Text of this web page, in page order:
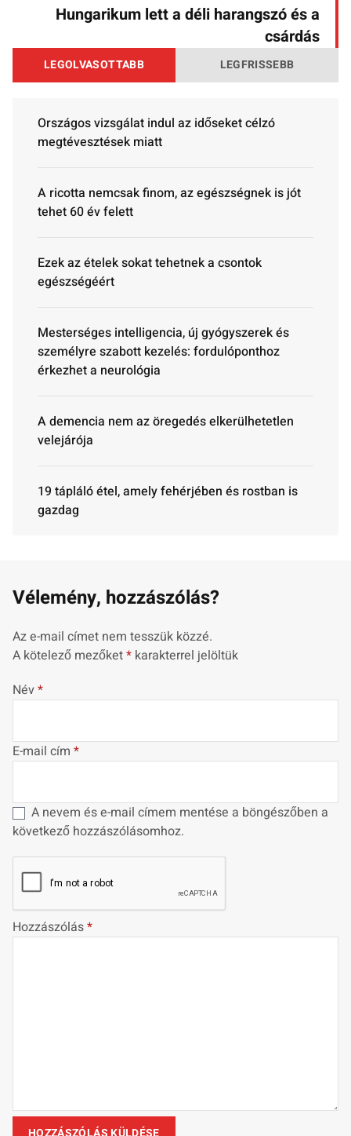
Hungarikum lett a déli harangszó és a
csárdás
LEGOLVASOTTABB LEGFRISSEBB
Országos vizsgálat indul az időseket célzó
megtévesztések miatt
A ricotta nemcsak finom, az egészségnek is jót
tehet 60 év felett
Ezek az ételek sokat tehetnek a csontok
egészségéért
Mesterséges intelligencia, új gyógyszerek és
személyre szabott kezelés: fordulóponthoz
érkezhet a neurológia
A demencia nem az öregedés elkerülhetetlen
velejárója
19 tápláló étel, amely fehérjében és rostban is
gazdag
Vélemény, hozzászólás?
Az e-mail címet nem tesszük közzé.
A kötelező mezőket* karakterrel jelöltük
Név*
E-mail cím *
A nevem és e-mail címem mentése a böngészőben a
következő hozzászólásomhoz.
Hozzászólás*